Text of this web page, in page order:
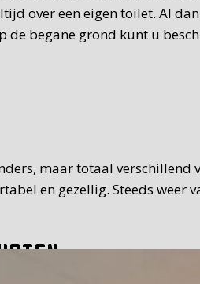
over een eigen toilet. Al
begane grond kunt u
maar totaal
en gezellig. Steeds weer